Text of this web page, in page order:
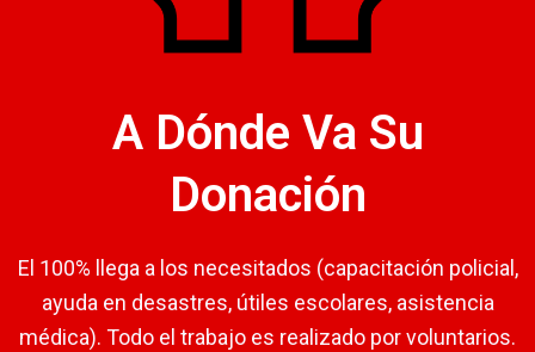
A Dónde Va Su
Donación
El 100% llega a los necesitados (capacitación policial,
ayuda en desastres, útiles escolares, asistencia
médica). Todo el trabajo es realizado por voluntarios.